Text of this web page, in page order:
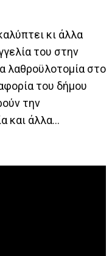
κι άλλα
του στην
λαθροϋλοτομία στο
του δήμου
την
και άλλα…